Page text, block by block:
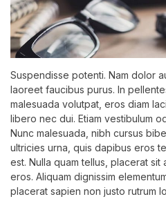
Suspendisse potenti. Nam dolor
laoreet faucibus purus. In
malesuada volutpat, eros diam
libero nec dui. Etiam vestibulum
Nunc malesuada, nibh cursus
ultricies urna, quis dapibus eros
est. Nulla quam tellus, placerat sit
eros. Aliquam dignissim
placerat sapien non justo rutrum